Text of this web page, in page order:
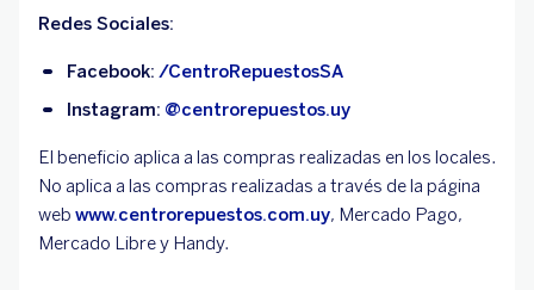
Redes Sociales:
Facebook: /CentroRepuestosSA
Instagram: @centrorepuestos.uy
El beneficio aplica a las compras realizadas en los locales.
No aplica a las compras realizadas a través de la página
web www.centrorepuestos.com.uy, Mercado Pago,
Mercado Libre y Handy.